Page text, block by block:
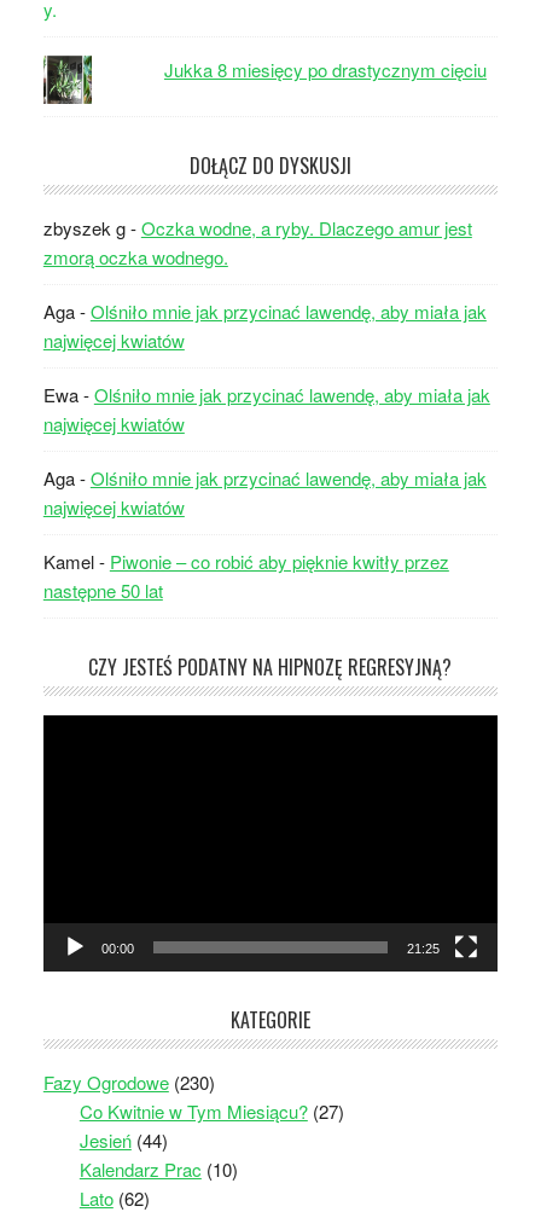
Jukka 8 miesięcy po drastycznym cięciu
DOŁĄCZ DO DYSKUSJI
zbyszek g-Oczka wodne, a ryby. Dlaczego amur jest
zmorą oczka wodnego.
Aga-Olśniło mnie jak przycinać lawendę, aby miała jak
najwięcej kwiatów
Ewa-Olśniło mnie jak przycinać lawendę, aby miała jak
najwięcej kwiatów
Aga-Olśniło mnie jak przycinać lawendę, aby miała jak
najwięcej kwiatów
Kamel- Piwonie – co robić aby pięknie kwitły przez
następne 50 lat
CZY JESTEŚ PODATNY NA HIPNOZĘ REGRESYJNĄ?
00:00 21:25
KATEGORIE
Fazy Ogrodowe(230)
Co Kwitnie w Tym Miesiącu?(27)
Jesień(44)
Kalendarz Prac (10)
Lato(62)